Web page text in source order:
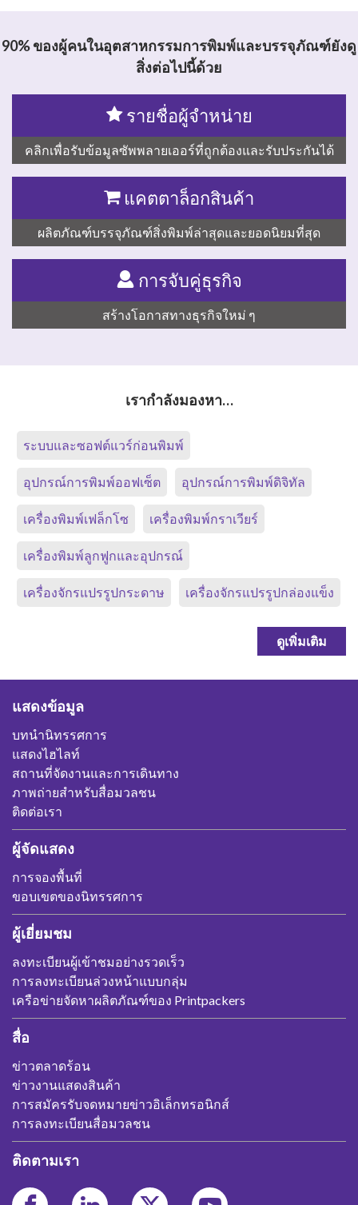
90% ของผู้คนในอุตสาหกรรมการพิมพ์และบรรจุภัณฑ์ยังดู
สิ่งต่อไปนี้ด้วย
รายชื่อผู้จำหน่าย
คลิกเพื่อรับข้อมูลซัพพลายเออร์ที่ถูกต้องและรับประกันได้
แคตตาล็อกสินค้า
ผลิตภัณฑ์บรรจุภัณฑ์สิ่งพิมพ์ล่าสุดและยอดนิยมที่สุด
การจับคู่ธุรกิจ
สร้างโอกาสทางธุรกิจใหม่ ๆ
เรากำลังมองหา…
ระบบและซอฟต์แวร์ก่อนพิมพ์
อุปกรณ์การพิมพ์ออฟเซ็ต อุปกรณ์การพิมพ์ดิจิทัล
เครื่องพิมพ์เฟล็กโซ เครื่องพิมพ์กราเวียร์
เครื่องพิมพ์ลูกฟูกและอุปกรณ์
เครื่องจักรแปรรูปกระดาษ เครื่องจักรแปรรูปกล่องแข็ง
ดูเพิ่มเติม
แสดงข้อมูล
บทนำนิทรรศการ
แสดงไฮไลท์
สถานที่จัดงานและการเดินทาง
ภาพถ่ายสำหรับสื่อมวลชน
ติดต่อเรา
ผู้จัดแสดง
การจองพื้นที่
ขอบเขตของนิทรรศการ
ผู้เยี่ยมชม
ลงทะเบียนผู้เข้าชมอย่างรวดเร็ว
การลงทะเบียนล่วงหน้าแบบกลุ่ม
เครือข่ายจัดหาผลิตภัณฑ์ของ Printpackers
สื่อ
ข่าวตลาดร้อน
ข่าวงานแสดงสินค้า
การสมัครรับจดหมายข่าวอิเล็กทรอนิกส์
การลงทะเบียนสื่อมวลชน
ติดตามเรา